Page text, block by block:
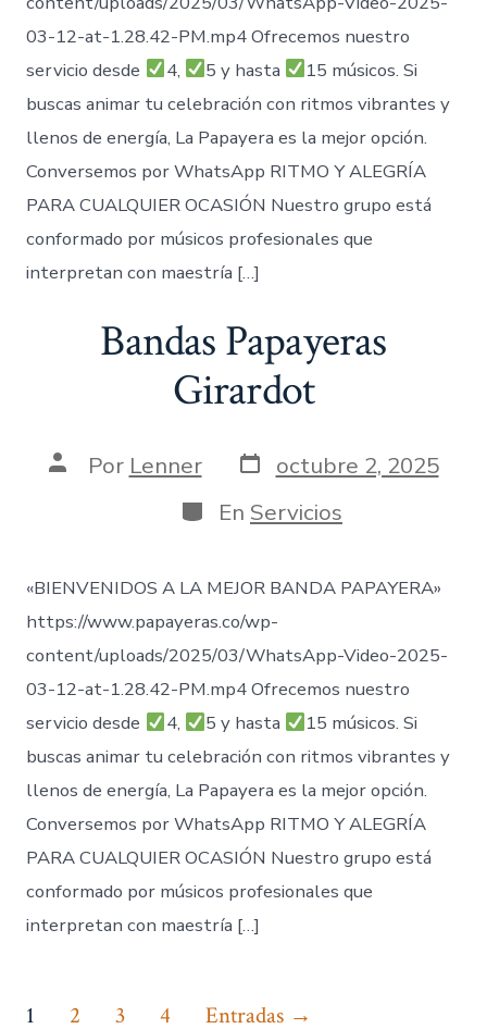
03-12-at-1.28.42-PM.mp4 Ofrecemos nuestro
servicio desde
4, 5 y hasta
15 músicos. Si
buscas animar tu celebración con ritmos vibrantes y
llenos de energía, La Papayera es la mejor opción.
Conversemos por WhatsApp RITMO Y ALEGRÍA
PARA CUALQUIER OCASIÓN Nuestro grupo está
conformado por músicos profesionales que
interpretan con maestría […]
Bandas Papayeras
Girardot
AutorPor Lenner Fecha
de
publicación
octubre 2, 2025
Categorías
En Servicios
«BIENVENIDOS A LA MEJOR BANDA PAPAYERA»
https://www.papayeras.co/wp-
content/uploads/2025/03/WhatsApp-Video-2025-
03-12-at-1.28.42-PM.mp4 Ofrecemos nuestro
servicio desde
4, 5 y hasta
15 músicos. Si
buscas animar tu celebración con ritmos vibrantes y
llenos de energía, La Papayera es la mejor opción.
Conversemos por WhatsApp RITMO Y ALEGRÍA
PARA CUALQUIER OCASIÓN Nuestro grupo está
conformado por músicos profesionales que
interpretan con maestría […]
1 2 3 4 Entradas →